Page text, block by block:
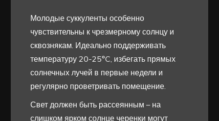
Молодые суккуленты особенно
чувствительны к чрезмерному солнцу и
сквознякам. Идеально поддерживать
температуру 20-25°C, избегать прямых
солнечных лучей в первые недели и
регулярно проветривать помещение.
Свет должен быть рассеянным – на
слишком ярком солнце черенки могут